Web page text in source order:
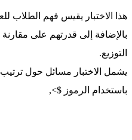
هذا الاختبار يقيس فهم الطلاب
بالإضافة إلى قدرتهم على مقارنة
التوزيع.
يشمل الاختبار مسائل حول ترتيب
باستخدام الرموز $>,